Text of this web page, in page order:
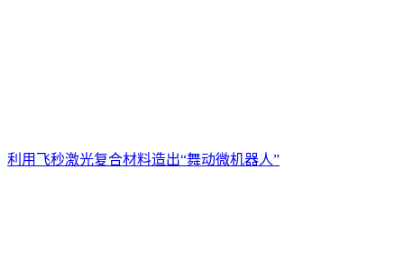
利用飞秒激光复合材料造出“舞动微机器人”